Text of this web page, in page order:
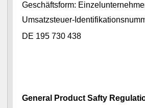
Geschäftsform:
Umsatzsteuer-
DE 195 730 438
General Product Safty